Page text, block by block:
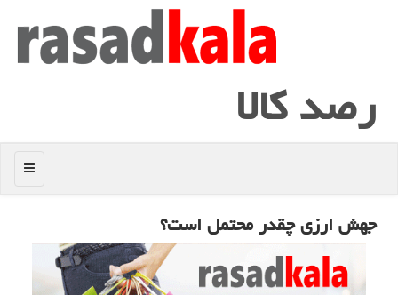
رصد كالا
منو
جهش ارزی چقدر محتمل است؟